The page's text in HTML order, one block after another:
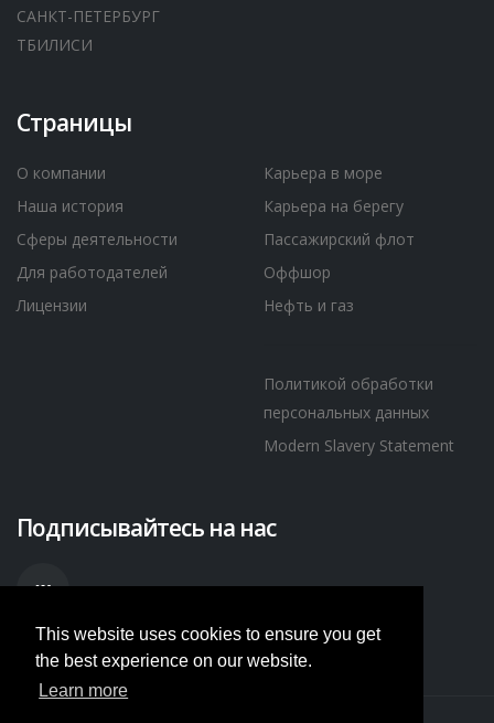
This website uses cookies to ensure you get
the best experience on our website.
Learn more
САНКТ-ПЕТЕРБУРГ
ТБИЛИСИ
Страницы
О компании
Наша история
Сферы деятельности
Для работодателей
Лицензии
Карьера в море
Карьера на берегу
Пассажирский флот
Оффшор
Нефть и газ
Политикой обработки
персональных данных
Modern Slavery Statement
Подписывайтесь на нас